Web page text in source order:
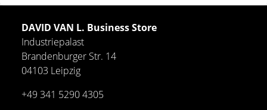
DAVID VAN L. Business Store
Industriepalast
Brandenburger Str. 14
04103 Leipzig
+49 341 5290 4305